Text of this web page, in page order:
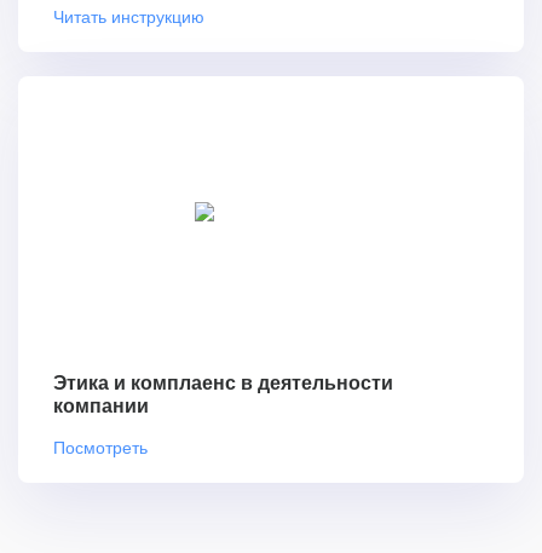
Читать инструкцию
Этика и комплаенс в деятельности
компании
Посмотреть